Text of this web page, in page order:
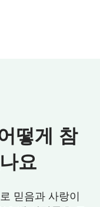
서 속셈을 가지고
에 들어가는 것은
습니다. 오늘에서
은 하나님과 거래
떻게 참
요
믿음과 사랑이